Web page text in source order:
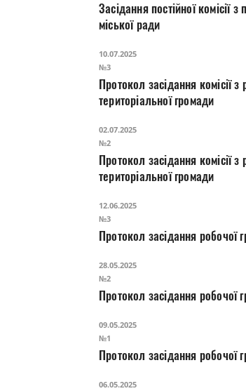
Засідання постійної комісії з питань реалізації державної регуляторної політики у виконавчих органах
міської ради
10.07.2025
№3
Протокол засідання комісії
територіальної громади
02.07.2025
№2
Протокол засідання комісії
територіальної громади
12.06.2025
№3
Протокол засідання робочої
28.05.2025
№2
Протокол засідання робочої
09.05.2025
№1
Протокол засідання робочої
06.05.2025